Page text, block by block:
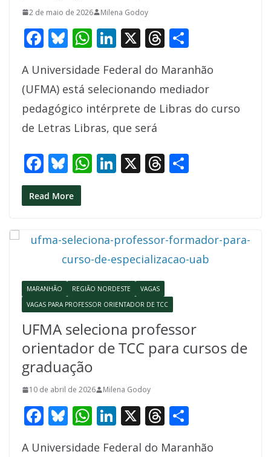
2 de maio de 2026 Milena Godoy
F
e
b
o
o
k
Bl
e
sk
y
W
at
s
A
p
p
Li
k
e
dI
n
X T
re
a
d
ar
e
A Universidade Federal do Maranhão
(UFMA) está selecionando mediador
pedagógico intérprete de Libras do curso
de Letras Libras, que será
F
ac
e
o
k
Bl
u
e
y
W
A
p
p
Li
dI
n
X T
d
s
Read More
MARANHÃO REGIÃO NORDESTE
VAGAS
VAGAS PARA PROFESSOR ORIENTADOR DE TCC
UFMA seleciona professor
orientador de TCC para cursos de
graduação
10 de abril de 2026 Milena Godoy
F
ac
Bl
u
W
h
Li
n
X T
h
A Universidade Federal do Maranhão